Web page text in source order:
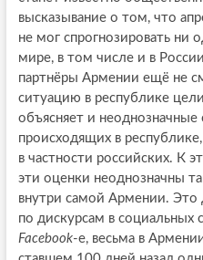
высказывание о том, что
не мог спрогнозировать ни
мире, в том числе и в
партнёры Армении ещё не
ситуацию в республике
объясняет и неоднозначные
происходящих в
в частности российских. К
эти оценки неоднозначны
внутри самой Армении. Это
по дискурсам в социальных
Facebook-e, весьма в